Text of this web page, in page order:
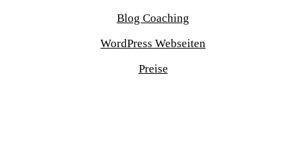
Blog Coaching
WordPress Webseiten
Preise